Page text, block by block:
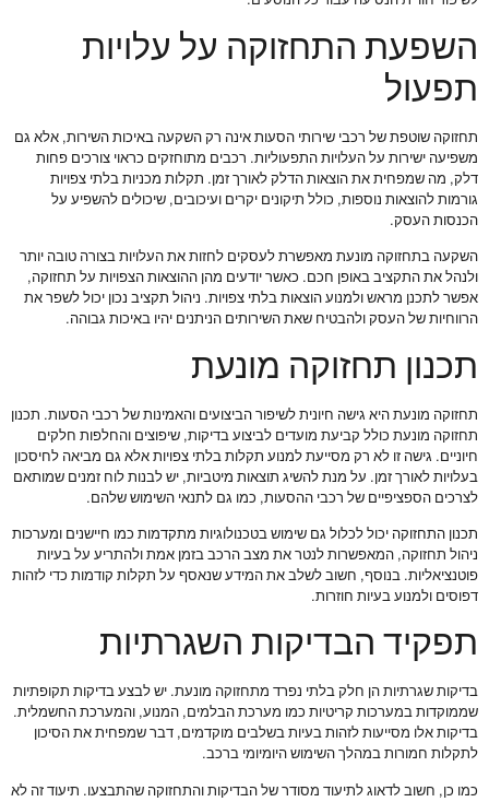
השפעת התחזוקה על עלויות
תפעול
תחזוקה שוטפת של רכבי שירותי הסעות אינה רק השקעה באיכות השירות, אלא גם
משפיעה ישירות על העלויות התפעוליות. רכבים מתוחזקים כראוי צורכים פחות
דלק, מה שמפחית את הוצאות הדלק לאורך זמן. תקלות מכניות בלתי צפויות
גורמות להוצאות נוספות, כולל תיקונים יקרים ועיכובים, שיכולים להשפיע על
הכנסות העסק.
השקעה בתחזוקה מונעת מאפשרת לעסקים לחזות את העלויות בצורה טובה יותר
ולנהל את התקציב באופן חכם. כאשר יודעים מהן ההוצאות הצפויות על תחזוקה,
אפשר לתכנן מראש ולמנוע הוצאות בלתי צפויות. ניהול תקציב נכון יכול לשפר את
הרווחיות של העסק ולהבטיח שאת השירותים הניתנים יהיו באיכות גבוהה.
תכנון תחזוקה מונעת
תחזוקה מונעת היא גישה חיונית לשיפור הביצועים והאמינות של רכבי הסעות. תכנון
תחזוקה מונעת כולל קביעת מועדים לביצוע בדיקות, שיפוצים והחלפות חלקים
חיוניים. גישה זו לא רק מסייעת למנוע תקלות בלתי צפויות אלא גם מביאה לחיסכון
בעלויות לאורך זמן. על מנת להשיג תוצאות מיטביות, יש לבנות לוח זמנים שמותאם
לצרכים הספציפיים של רכבי ההסעות, כמו גם לתנאי השימוש שלהם.
תכנון התחזוקה יכול לכלול גם שימוש בטכנולוגיות מתקדמות כמו חיישנים ומערכות
ניהול תחזוקה, המאפשרות לנטר את מצב הרכב בזמן אמת ולהתריע על בעיות
פוטנציאליות. בנוסף, חשוב לשלב את המידע שנאסף על תקלות קודמות כדי לזהות
דפוסים ולמנוע בעיות חוזרות.
תפקיד הבדיקות השגרתיות
בדיקות שגרתיות הן חלק בלתי נפרד מתחזוקה מונעת. יש לבצע בדיקות תקופתיות
שממוקדות במערכות קריטיות כמו מערכת הבלמים, המנוע, והמערכת החשמלית.
בדיקות אלו מסייעות לזהות בעיות בשלבים מוקדמים, דבר שמפחית את הסיכון
לתקלות חמורות במהלך השימוש היומיומי ברכב.
כמו כן, חשוב לדאוג לתיעוד מסודר של הבדיקות והתחזוקה שהתבצעו. תיעוד זה לא